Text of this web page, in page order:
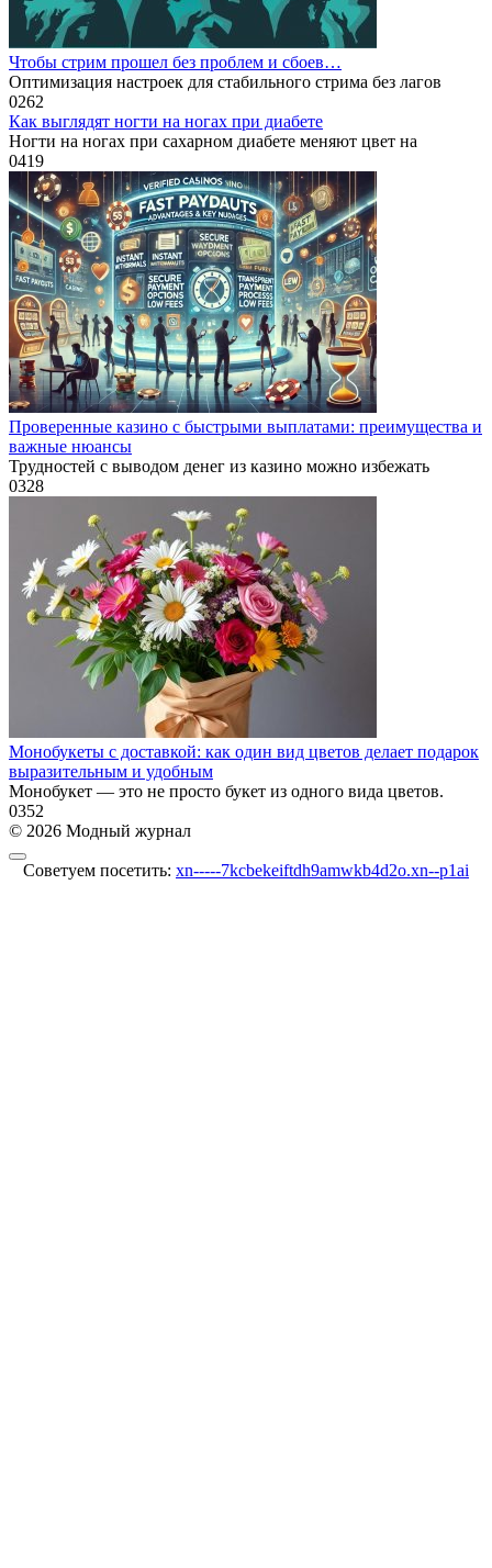
Чтобы стрим прошел без проблем и сбоев…
Оптимизация настроек для стабильного стрима без лагов
0262
Как выглядят ногти на ногах при диабете
Ногти на ногах при сахарном диабете меняют цвет на
0419
Проверенные казино с быстрыми выплатами: преимущества и
важные нюансы
Трудностей с выводом денег из казино можно избежать
0328
Монобукеты с доставкой: как один вид цветов делает подарок
выразительным и удобным
Монобукет — это не просто букет из одного вида цветов.
0352
© 2026 Модный журнал
Советуем посетить: xn-----7kcbekeiftdh9amwkb4d2o.xn--p1ai